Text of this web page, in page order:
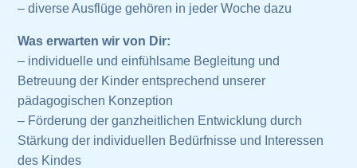
– diverse Ausflüge gehören in jeder Woche dazu
Was erwarten wir von Dir:
– individuelle und einfühlsame Begleitung und
Betreuung der Kinder entsprechend unserer
pädagogischen Konzeption
– Förderung der ganzheitlichen Entwicklung durch
Stärkung der individuellen Bedürfnisse und Interessen
des Kindes